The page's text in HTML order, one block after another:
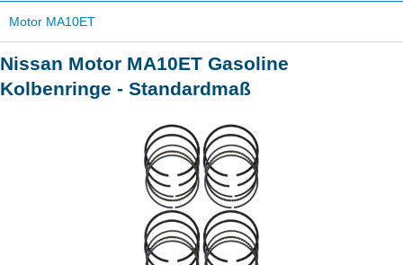
Motor MA10ET
Nissan Motor MA10ET Gasoline
Kolbenringe - Standardmaß